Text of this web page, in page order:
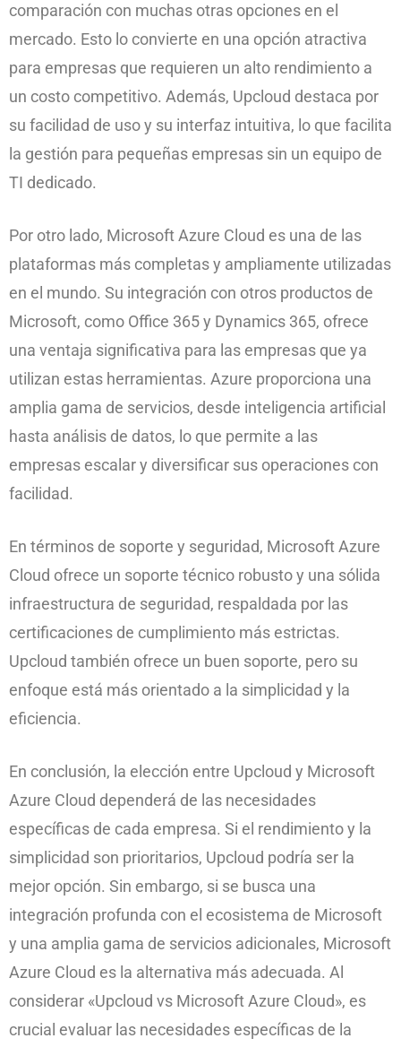
comparación con muchas otras opciones en el
mercado. Esto lo convierte en una opción atractiva
para empresas que requieren un alto rendimiento a
un costo competitivo. Además, Upcloud destaca por
su facilidad de uso y su interfaz intuitiva, lo que facilita
la gestión para pequeñas empresas sin un equipo de
TI dedicado.
Por otro lado, Microsoft Azure Cloud es una de las
plataformas más completas y ampliamente utilizadas
en el mundo. Su integración con otros productos de
Microsoft, como Office 365 y Dynamics 365, ofrece
una ventaja significativa para las empresas que ya
utilizan estas herramientas. Azure proporciona una
amplia gama de servicios, desde inteligencia artificial
hasta análisis de datos, lo que permite a las
empresas escalar y diversificar sus operaciones con
facilidad.
En términos de soporte y seguridad, Microsoft Azure
Cloud ofrece un soporte técnico robusto y una sólida
infraestructura de seguridad, respaldada por las
certificaciones de cumplimiento más estrictas.
Upcloud también ofrece un buen soporte, pero su
enfoque está más orientado a la simplicidad y la
eficiencia.
En conclusión, la elección entre Upcloud y Microsoft
Azure Cloud dependerá de las necesidades
específicas de cada empresa. Si el rendimiento y la
simplicidad son prioritarios, Upcloud podría ser la
mejor opción. Sin embargo, si se busca una
integración profunda con el ecosistema de Microsoft
y una amplia gama de servicios adicionales, Microsoft
Azure Cloud es la alternativa más adecuada. Al
considerar «Upcloud vs Microsoft Azure Cloud», es
crucial evaluar las necesidades específicas de la